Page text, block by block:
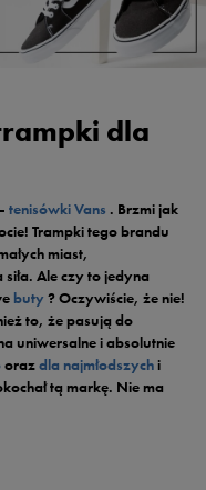
dla
tenisówki Vans . Brzmi jak
Trampki tego brandu
miast,
Ale czy to jedyna
buty ? Oczywiście, że nie!
to, że pasują do
uniwersalne i absolutnie
orazdla najmłodszychi
tą markę. Nie ma